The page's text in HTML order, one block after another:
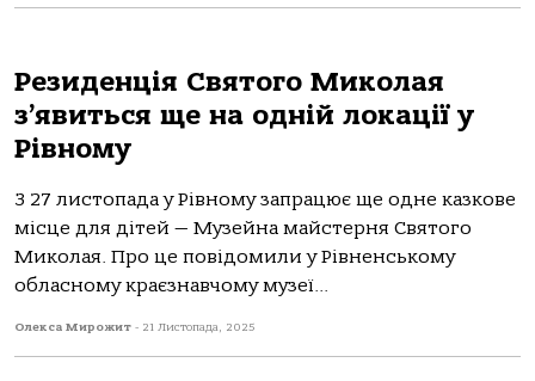
Резиденція Святого Миколая
з’явиться ще на одній локації у
Рівному
З 27 листопада у Рівному запрацює ще одне казкове
місце для дітей — Музейна майстерня Святого
Миколая. Про це повідомили у Рівненському
обласному краєзнавчому музеї...
Олекса Мирожит - 21 Листопада, 2025